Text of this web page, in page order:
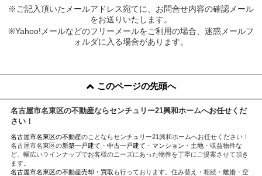
※ご記入頂いたメールアドレス宛てに、お問合せ内容の確認メール
をお送りいたします。
※Yahoo!メールなどのフリーメールをご利用の場合、迷惑メールフ
ォルダに入る場合があります。
このページの先頭へ
名古屋市名東区の不動産ならセンチュリー21興和ホームへお任せくだ
さい！
名古屋市名東区の不動産のことならセンチュリー21興和ホームへお任せください！
名古屋市名東区の新築一戸建て ・ 中古一戸建て ・ マンション ・ 土地・収益物件な
ど、幅広いラインナップでお客様のニーズにあった物件を丁寧にご提案させて頂き
ます。
名古屋市名東区の不動産売却・買取 も行っております。住み替え・相続・離婚・空